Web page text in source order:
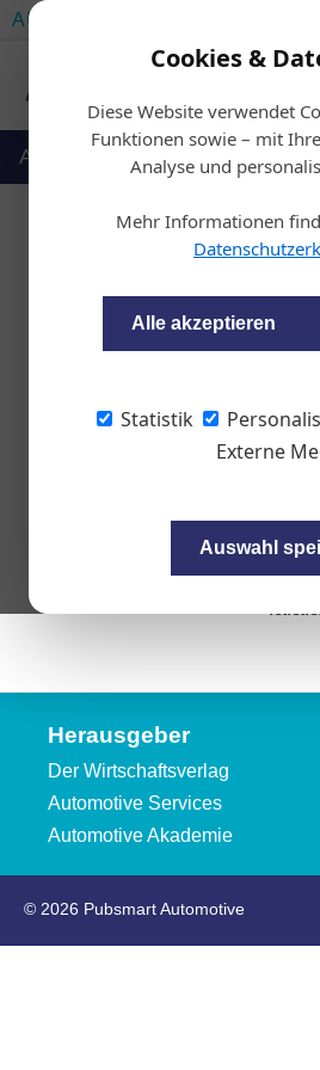
Cookies &
Diese Website verwendet
Funktionen sowie – mit
Analyse und
Mehr Informationen
Alle akzeptieren
Statistik
Externe
Auswahl
AUTOMOTIVE SERVICES
Auto & Politik
Herausgeber
Der Wirtschaftsverlag
Automotive Services
Automotive Akademie
© 2026 Pubsmart Automotive